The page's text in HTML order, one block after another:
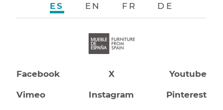
Facebook X Youtube
Vimeo Instagram Pinterest
ES EN FR DE